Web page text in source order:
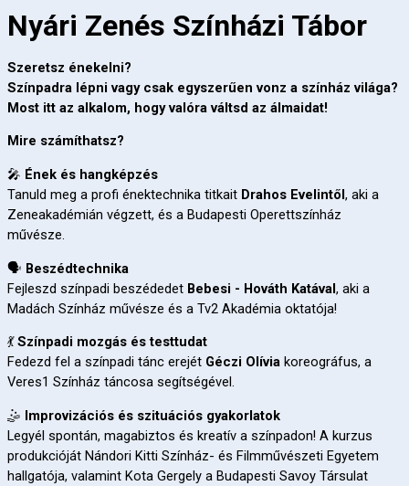
Nyári Zenés Színházi Tábor
Szeretsz énekelni?
Színpadra lépnivagy csak egyszerűen vonz a színház világa?
Most itt az alkalom, hogy valóra váltsd az álmaidat!
Mire számíthatsz?
🎤 Ének és hangképzés
Tanuld meg a profi énektechnika titkait Drahos Evelintől, aki a
Zeneakadémián végzett, és a Budapesti Operettszínház
művésze.
🗣️ Beszédtechnika
Fejleszd színpadi beszédedet Bebesi - Hováth Katával, aki a
Madách Színház művésze és a Tv2 Akadémia oktatója!
💃Színpadi mozgás és testtudat
Fedezd fel a színpadi tánc erejét Géczi Olívia koreográfus, a
Veres1 Színház táncosa segítségével.
🤹 Improvizációs és szituációs gyakorlatok
Legyél spontán, magabiztos és kreatív a színpadon! A kurzus
produkcióját Nándori Kitti Színház- és Filmművészeti Egyetem
hallgatója, valamint Kota Gergely a Budapesti Savoy Társulat